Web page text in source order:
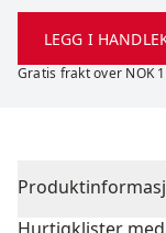
LEGG I
Gratis frakt over NOK